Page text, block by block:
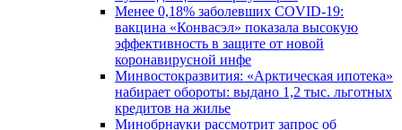
Менее 0,18% заболевших COVID-19:
вакцина «Конвасэл» показала высокую
эффективность в защите от новой
коронавирусной инфе
Минвостокразвития: «Арктическая ипотека»
набирает обороты: выдано 1,2 тыс. льготных
кредитов на жилье
Минобрнауки рассмотрит запрос об